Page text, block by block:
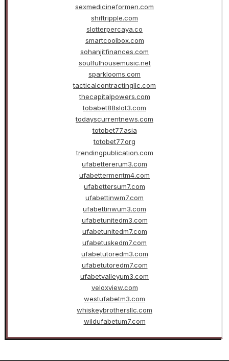
sexmedicineformen.com
shiftripple.com
slotterpercaya.co
smartcoolbox.com
sohanjitfinances.com
soulfulhousemusic.net
sparklooms.com
tacticalcontractingllc.com
thecapitalpowers.com
tobabet88slot3.com
todayscurrentnews.com
totobet77.asia
totobet77.org
trendingpublication.com
ufabettererum3.com
ufabettermentm4.com
ufabettersum7.com
ufabettinwm7.com
ufabettinwum3.com
ufabetunitedm3.com
ufabetunitedm7.com
ufabetuskedm7.com
ufabetutoredm3.com
ufabetutoredm7.com
ufabetvalleyum3.com
veloxview.com
westufabetm3.com
whiskeybrothersllc.com
wildufabetum7.com